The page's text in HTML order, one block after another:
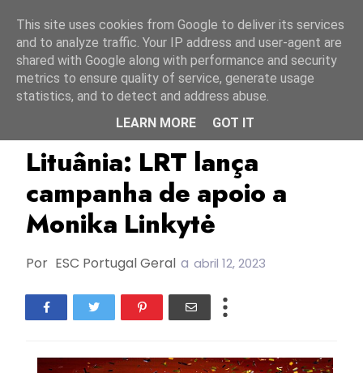
Lituânia LRT
Lituânia: LRT lança
campanha de apoio a
Monika Linkytė
Por ESC Portugal Geral a abril 12, 2023
This site uses cookies from Google to deliver its services
and to analyze traffic. Your IP address and user-agent are
shared with Google along with performance and security
metrics to ensure quality of service, generate usage
statistics, and to detect and address abuse.
LEARN MORE
GOT IT